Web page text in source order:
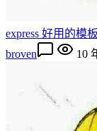
express 好用的模
broven
10